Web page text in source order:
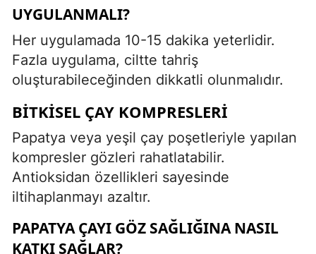
UYGULANMALI?
Her uygulamada 10-15 dakika yeterlidir.
Fazla uygulama, ciltte tahriş
oluşturabileceğinden dikkatli olunmalıdır.
BITKISEL ÇAY KOMPRESLERI
Papatya veya yeşil çay poşetleriyle yapılan
kompresler gözleri rahatlatabilir.
Antioksidan özellikleri sayesinde
iltihaplanmayı azaltır.
PAPATYA ÇAYI GÖZ SAĞLIĞINA NASIL
KATKI SAĞLAR?